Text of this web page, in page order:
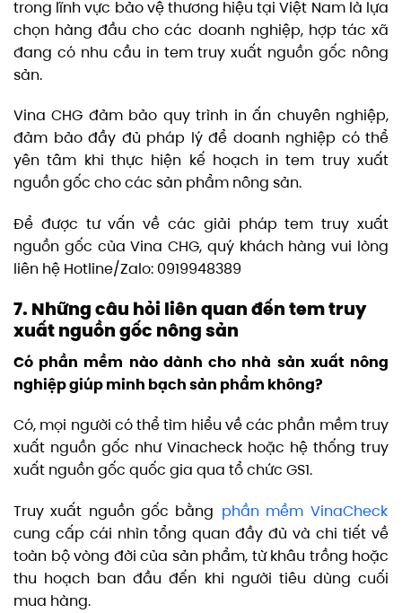
trong lĩnh vực bảo vệ thương hiệu tại Việt Nam là lựa
chọn hàng đầu cho các doanh nghiệp, hợp tác xã
đang có nhu cầu in tem truy xuất nguồn gốc nông
sản.
Vina CHG đảm bảo quy trình in ấn chuyên nghiệp,
đảm bảo đầy đủ pháp lý để doanh nghiệp có thể
yên tâm khi thực hiện kế hoạch in tem truy xuất
nguồn gốc cho các sản phẩm nông sản.
Để được tư vấn về các giải pháp tem truy xuất
nguồn gốc của Vina CHG, quý khách hàng vui lòng
liên hệ Hotline/Zalo: 0919948389
7. Những câu hỏi liên quan đến tem truy
xuất nguồn gốc nông sản
Có phần mềm nào dành cho nhà sản xuất nông
nghiệp giúp minh bạch sản phẩm không?
Có, mọi người có thể tìm hiểu về các phần mềm truy
xuất nguồn gốc như Vinacheck hoặc hệ thống truy
xuất nguồn gốc quốc gia qua tổ chức GS1.
Truy xuất nguồn gốc bằng phần mềm VinaCheck
cung cấp cái nhìn tổng quan đầy đủ và chi tiết về
toàn bộ vòng đời của sản phẩm, từ khâu trồng hoặc
thu hoạch ban đầu đến khi người tiêu dùng cuối
mua hàng.